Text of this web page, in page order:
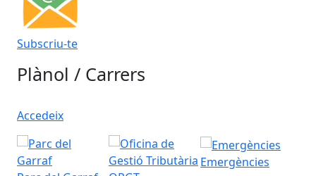
Subscriu-te
Plànol / Carrers
Accedeix
Emergències